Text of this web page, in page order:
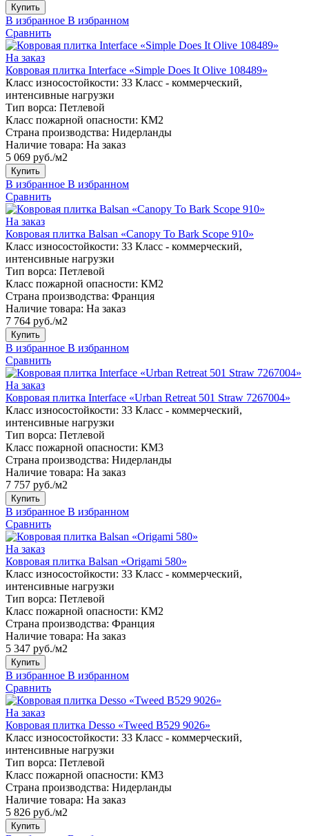
Купить
В избранное В избранном
Сравнить
На заказ
Ковровая плитка Interface «Simple Does It Olive 108489»
Класс износостойкости: 33 Класс - коммерческий,
интенсивные нагрузки
Тип ворса: Петлевой
Класс пожарной опасности: КМ2
Страна производства: Нидерланды
Наличие товара: На заказ
5 069 руб./м2
Купить
В избранное В избранном
Сравнить
На заказ
Ковровая плитка Balsan «Canopy To Bark Scope 910»
Класс износостойкости: 33 Класс - коммерческий,
интенсивные нагрузки
Тип ворса: Петлевой
Класс пожарной опасности: КМ2
Страна производства: Франция
Наличие товара: На заказ
7 764 руб./м2
Купить
В избранное В избранном
Сравнить
На заказ
Ковровая плитка Interface «Urban Retreat 501 Straw 7267004»
Класс износостойкости: 33 Класс - коммерческий,
интенсивные нагрузки
Тип ворса: Петлевой
Класс пожарной опасности: КМ3
Страна производства: Нидерланды
Наличие товара: На заказ
7 757 руб./м2
Купить
В избранное В избранном
Сравнить
На заказ
Ковровая плитка Balsan «Origami 580»
Класс износостойкости: 33 Класс - коммерческий,
интенсивные нагрузки
Тип ворса: Петлевой
Класс пожарной опасности: КМ2
Страна производства: Франция
Наличие товара: На заказ
5 347 руб./м2
Купить
В избранное В избранном
Сравнить
На заказ
Ковровая плитка Desso «Tweed B529 9026»
Класс износостойкости: 33 Класс - коммерческий,
интенсивные нагрузки
Тип ворса: Петлевой
Класс пожарной опасности: КМ3
Страна производства: Нидерланды
Наличие товара: На заказ
5 826 руб./м2
Купить